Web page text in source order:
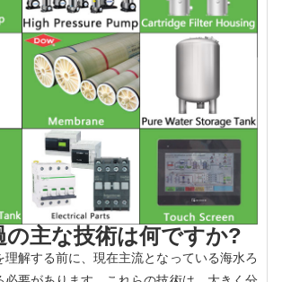
の主な技術は何ですか?
理解する前に、現在主流となっている海水ろ